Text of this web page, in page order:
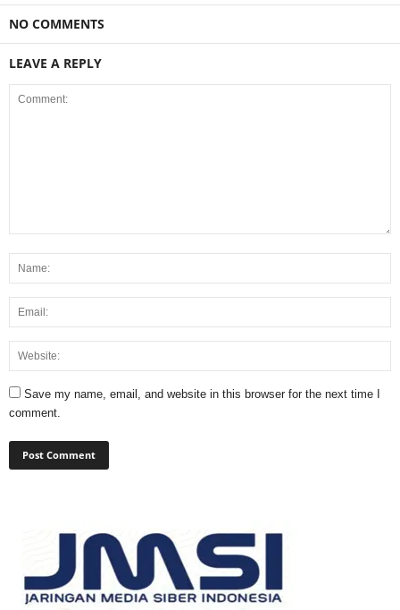
NO COMMENTS
LEAVE A REPLY
Save my name, email, and website in this browser for the next time I
comment.